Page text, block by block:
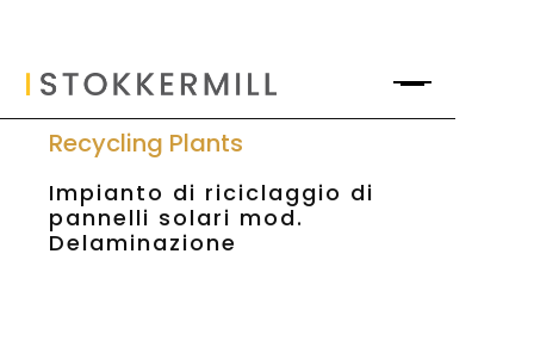
Recycling Plants
Impianto di riciclaggio di
pannelli solari mod.
Delaminazione